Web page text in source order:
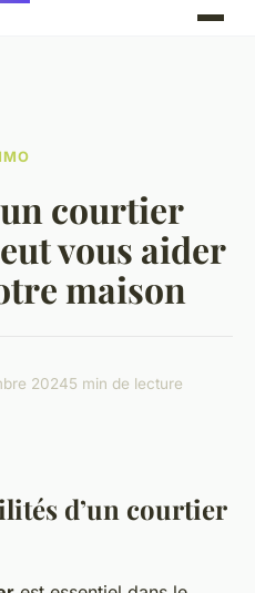
courtier
vous aider
maison
20245 min de lecture
d’un courtier